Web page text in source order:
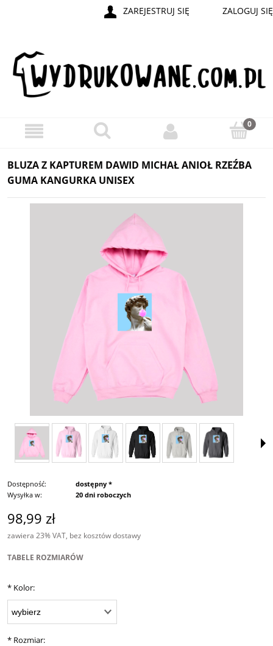
ZAREJESTRUJ SIĘ ZALOGUJ SIĘ
BLUZA Z KAPTUREM DAWID MICHAŁ ANIOŁ RZEŹBA
GUMA KANGURKA UNISEX
Dostępność:
dostępny *
Wysyłka w:
20 dni roboczych
98,99 zł
zawiera 23% VAT, bez kosztów dostawy
TABELE ROZMIARÓW
* Kolor:
* Rozmiar: